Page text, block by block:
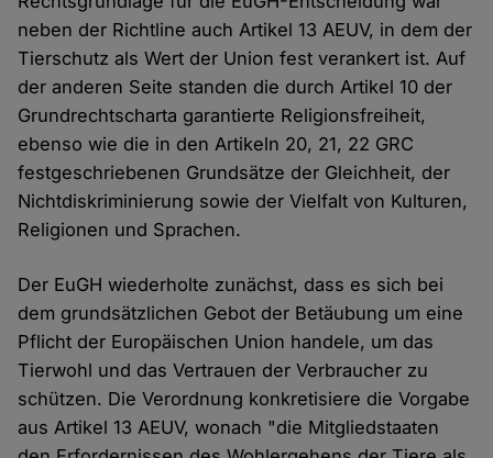
neben der Richtline auch Artikel 13 AEUV, in dem der
Tierschutz als Wert der Union fest verankert ist. Auf
der anderen Seite standen die durch Artikel 10 der
Grundrechtscharta garantierte Religionsfreiheit,
ebenso wie die in den Artikeln 20, 21, 22 GRC
festgeschriebenen Grundsätze der Gleichheit, der
Nichtdiskriminierung sowie der Vielfalt von Kulturen,
Religionen und Sprachen.
Der EuGH wiederholte zunächst, dass es sich bei
dem grundsätzlichen Gebot der Betäubung um eine
Pflicht der Europäischen Union handele, um das
Tierwohl und das Vertrauen der Verbraucher zu
schützen. Die Verordnung konkretisiere die Vorgabe
aus Artikel 13 AEUV, wonach "die Mitgliedstaaten